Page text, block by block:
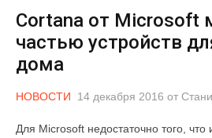
Cortana от Microsoft
частью устройств
дома
НОВОСТИ 14 декабря 2016 от
Для Microsoft недостаточно того,